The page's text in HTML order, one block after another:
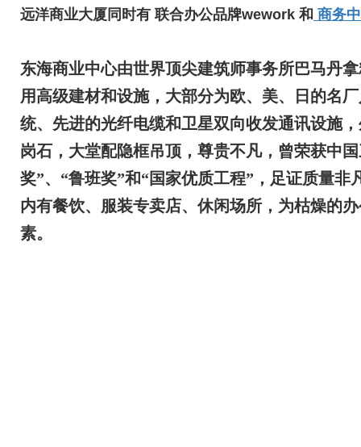
远洋商业大厦同时有 联合办公品牌wework 和 商务
东海商业中心由世界顶尖建筑师事务所巴马丹
用高级建材和设施，大部分为欧、美、日的名
统、先进的光纤电缆和卫星双向收发通讯设施
岗石，大堂配隐框吊顶，尊贵不凡，曾荣获中
奖”、“鲁班奖”和“国家优质工程”，足证质量非
内有餐饮、服装专卖店、休闲场所，为枯燥的
素。